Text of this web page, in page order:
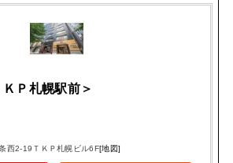
Ｐ札幌駅前＞
西2-19ＴＫＰ札幌ビル6F[地図]